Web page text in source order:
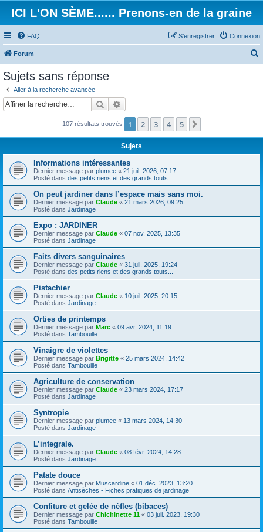
ICI L'ON SÈME...... Prenons-en de la graine
FAQ Connexion
S’enregistrer
Forum
c
Sujets sans réponse
Aller à la recherche avancée
Rechercher
107 résultats trouvés 1 2 3 4 5
Sujets
Informations intéressantes
Dernier message par plumee « 21 juil. 2026, 07:17
Posté dans des petits riens et des grands touts...
On peut jardiner dans l’espace mais sans moi.
Dernier message par Claude « 21 mars 2026, 09:25
Posté dans Jardinage
Expo : JARDINER
Dernier message par Claude « 07 nov. 2025, 13:35
Posté dans Jardinage
Faits divers sanguinaires
Dernier message par Claude « 31 juil. 2025, 19:24
Posté dans des petits riens et des grands touts...
Pistachier
Dernier message par Claude « 10 juil. 2025, 20:15
Posté dans Jardinage
Orties de printemps
Dernier message par Marc « 09 avr. 2024, 11:19
Posté dans Tambouille
Vinaigre de violettes
Dernier message par Brigitte « 25 mars 2024, 14:42
Posté dans Tambouille
Agriculture de conservation
Dernier message par Claude « 23 mars 2024, 17:17
Posté dans Jardinage
Syntropie
Dernier message par plumee « 13 mars 2024, 14:30
Posté dans Jardinage
L’integrale.
Dernier message par Claude « 08 févr. 2024, 14:28
Posté dans Jardinage
Patate douce
Dernier message par Muscardine « 01 déc. 2023, 13:20
Posté dans Antisèches - Fiches pratiques de jardinage
Confiture et gelée de nèfles (bibaces)
Dernier message par Chichinette 11 « 03 juil. 2023, 19:30
Posté dans Tambouille